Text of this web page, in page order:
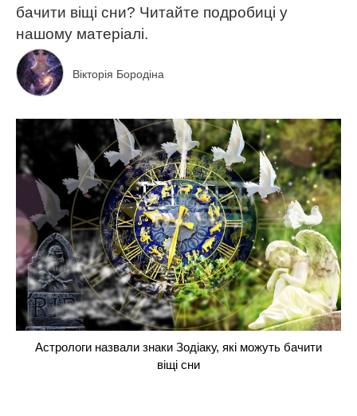
бачити віщі сни? Читайте подробиці у
нашому матеріалі.
Вікторія Бородіна
Астрологи назвали знаки Зодіаку, які можуть бачити
віщі сни